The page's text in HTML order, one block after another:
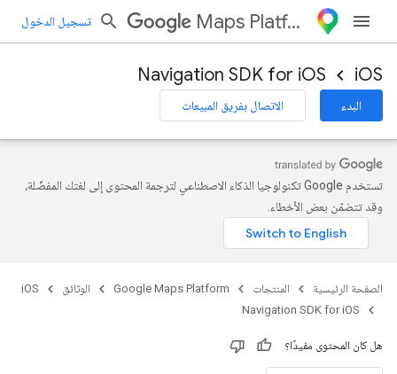
Maps Platform تسجيل الدخول
iOS
Navigation SDK for iOS
البدء الاتصال بفريق المبيعات
تستخدم Google تكنولوجيا الذكاء الاصطناعي لترجمة المحتوى إلى لغتك المفضّلة،
وقد تتضمّن بعض الأخطاء.
الصفحة الرئيسية المنتجات Google Maps Platform الوثائق
iOS
Navigation SDK for iOS
هل كان المحتوى مفيدًا؟